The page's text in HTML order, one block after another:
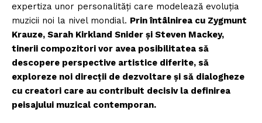
expertiza unor personalități care modelează evoluția
muzicii noi la nivel mondial. Prin întâlnirea cu Zygmunt
Krauze, Sarah Kirkland Snider și Steven Mackey,
tinerii compozitori vor avea posibilitatea să
descopere perspective artistice diferite, să
exploreze noi direcții de dezvoltare și să dialogheze
cu creatori care au contribuit decisiv la definirea
peisajului muzical contemporan.